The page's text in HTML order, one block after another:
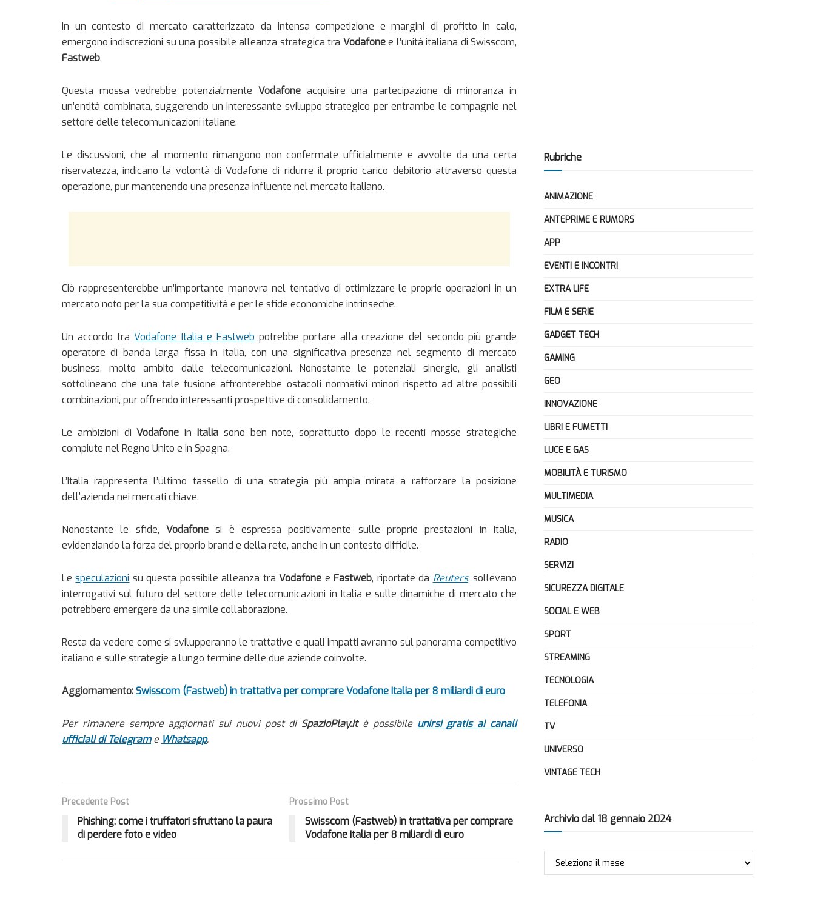
In un contesto di mercato caratterizzato da intensa competizione e margini di profitto in calo,
emergono indiscrezioni su una possibile alleanza strategica tra Vodafonee l’unità italiana di Swisscom,
Fastweb.
Questa mossa vedrebbe potenzialmente Vodafoneacquisire una partecipazione di minoranza in
un’entità combinata, suggerendo un interessante sviluppo strategico per entrambe le compagnie nel
settore delle telecomunicazioni italiane.
Le discussioni, che al momento rimangono non confermate ufficialmente e avvolte da una certa
riservatezza, indicano la volontà di Vodafone di ridurre il proprio carico debitorio attraverso questa
operazione, pur mantenendo una presenza influente nel mercato italiano.
Ciò rappresenterebbe un’importante manovra nel tentativo di ottimizzare le proprie operazioni in un
mercato noto per la sua competitività e per le sfide economiche intrinseche.
Un accordo traVodafone Italia e Fastweb potrebbe portare alla creazione del secondo più grande
operatore di banda larga fissa in Italia, con una significativa presenza nel segmento di mercato
business, molto ambito dalle telecomunicazioni. Nonostante le potenziali sinergie, gli analisti
sottolineano che una tale fusione affronterebbe ostacoli normativi minori rispetto ad altre possibili
combinazioni, pur offrendo interessanti prospettive di consolidamento.
Le ambizioni diVodafone in Italiasono ben note, soprattutto dopo le recenti mosse strategiche
compiute nel Regno Unito e in Spagna.
L’Italia rappresenta l’ultimo tassello di una strategia più ampia mirata a rafforzare la posizione
dell’azienda nei mercati chiave.
Nonostante le sfide, Vodafone si è espressa positivamente sulle proprie prestazioni in Italia,
evidenziando la forza del proprio brand e della rete, anche in un contesto difficile.
Lespeculazioni su questa possibile alleanza traVodafone eFastweb, riportate da Reuters, sollevano
interrogativi sul futuro del settore delle telecomunicazioni in Italia e sulle dinamiche di mercato che
potrebbero emergere da una simile collaborazione.
Resta da vedere come si svilupperanno le trattative e quali impatti avranno sul panorama competitivo
italiano e sulle strategie a lungo termine delle due aziende coinvolte.
Aggiornamento:Swisscom (Fastweb) in trattativa per comprare Vodafone Italia per 8 miliardi di euro
Per rimanere sempre aggiornati sui nuovi post di SpazioPlay.itè possibile unirsi gratis ai canali
ufficiali di Telegrame Whatsapp.
Precedente Post
Phishing: come i truffatori sfruttano la paura
di perdere foto e video
Prossimo Post
Swisscom (Fastweb) in trattativa per comprare
Vodafone Italia per 8 miliardi di euro
Rubriche
ANIMAZIONE
ANTEPRIME E RUMORS
APP
EVENTI E INCONTRI
EXTRA LIFE
FILM E SERIE
GADGET TECH
GAMING
GEO
INNOVAZIONE
LIBRI E FUMETTI
LUCE E GAS
MOBILITÀ E TURISMO
MULTIMEDIA
MUSICA
RADIO
SERVIZI
SICUREZZA DIGITALE
SOCIAL E WEB
SPORT
STREAMING
TECNOLOGIA
TELEFONIA
TV
UNIVERSO
VINTAGE TECH
Archivio dal 18 gennaio 2024
Archivio